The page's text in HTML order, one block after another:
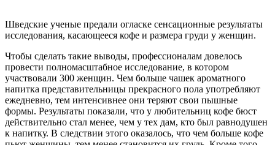
Шведские ученые предали огласке сенсационные результаты
исследования, касающееся кофе и размера груди у женщин.
Чтобы сделать такие выводы, профессионалам довелось
провести полномасштабное исследование, в котором
участвовали 300 женщин. Чем больше чашек ароматного
напитка представительницы прекрасного пола употребляют
ежедневно, тем интенсивнее они теряют свои пышные
формы. Результаты показали, что у любительниц кофе бюст
действительно стал менее, чем у тех дам, кто был равнодушен
к напитку. В следствии этого оказалось, что чем больше кофе